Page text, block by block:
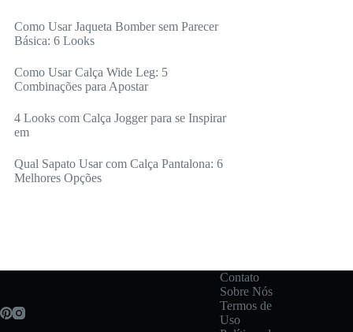
Como Usar Jaqueta Bomber sem Parecer
Básica: 6 Looks
Como Usar Calça Wide Leg: 5
Combinações para Apostar
4 Looks com Calça Jogger para se Inspirar
em
Qual Sapato Usar com Calça Pantalona: 6
Melhores Opções
Contato
Sobre Nós
Termos de
Uso